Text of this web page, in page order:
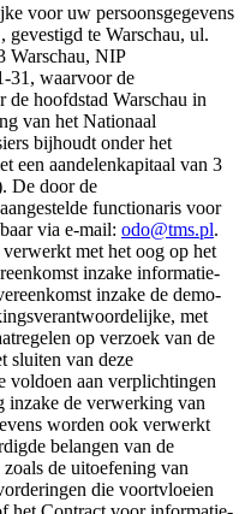
voor uw persoonsgegevens
te Warschau, ul.
Warschau, NIP
31, waarvoor de
de hoofdstad Warschau in
van het Nationaal
bijhoudt onder het
een aandelenkapitaal van 3
De door de
functionaris voor
via e-mail: odo@tms.pl.
met het oog op het
inzake informatie-
inzake de demo-
met
op verzoek van de
sluiten van deze
voldoen aan verplichtingen
inzake de verwerking van
worden ook verwerkt
belangen van de
de uitoefening van
die voortvloeien